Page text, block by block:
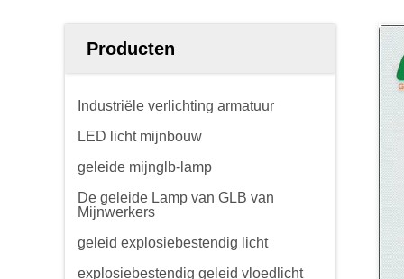
Producten
Industriële verlichting armatuur
LED licht mijnbouw
geleide mijnglb-lamp
De geleide Lamp van GLB van
Mijnwerkers
geleid explosiebestendig licht
explosiebestendig geleid vloedlicht